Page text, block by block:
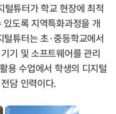
털튜터가 학교 현장에 최적
도록 지역특화과정을 개
튜터는 초·중등학교에서
기 및 소프트웨어를 관리
용 수업에서 학생의 디지털
담 인력이다.